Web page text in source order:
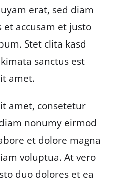
erat, sed diam
et accusam et justo
Stet clita kasd
sanctus est
amet.
amet, consetetur
nonumy eirmod
et dolore magna
voluptua. At vero
duo dolores et ea